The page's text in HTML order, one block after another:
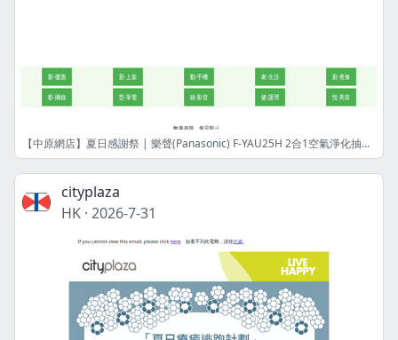
【中原網店】夏日感謝祭 | 樂聲(Panasonic) F-YAU25H 2合1空氣淨化抽濕機(25公升) | 港幣3499元 | 限量8件! | 網店限定
cityplaza
HK · 2026-7-31